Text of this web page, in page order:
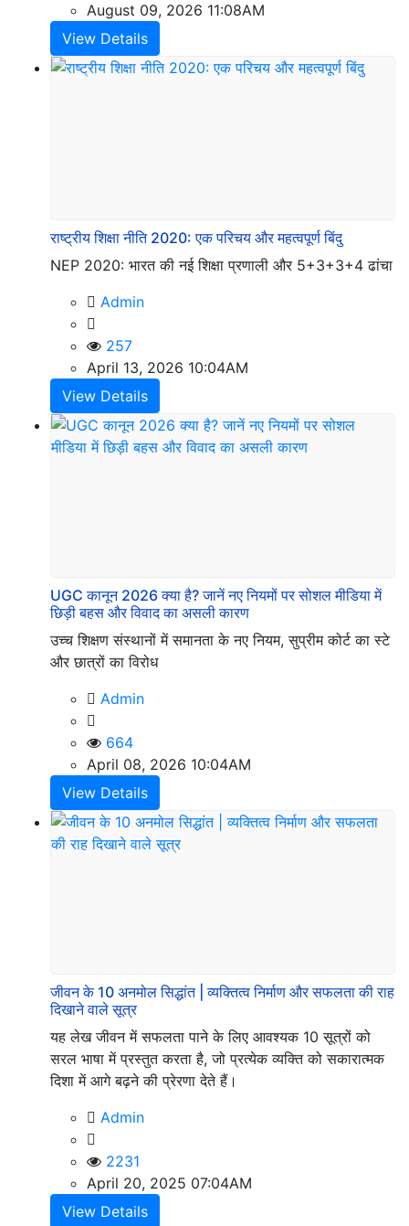
August 09, 2026 11:08AM
View Details
राष्ट्रीय शिक्षा नीति 2020: एक परिचय और महत्वपूर्ण बिंदु
NEP 2020: भारत की नई शिक्षा प्रणाली और 5+3+3+4 ढांचा
Admin
257
April 13, 2026 10:04AM
View Details
UGC कानून 2026 क्या है? जानें नए नियमों पर सोशल मीडिया में
छिड़ी बहस और विवाद का असली कारण
उच्च शिक्षण संस्थानों में समानता के नए नियम, सुप्रीम कोर्ट का स्टे
और छात्रों का विरोध
Admin
664
April 08, 2026 10:04AM
View Details
जीवन के 10 अनमोल सिद्धांत | व्यक्तित्व निर्माण और सफलता की राह
दिखाने वाले सूत्र
यह लेख जीवन में सफलता पाने के लिए आवश्यक 10 सूत्रों को
सरल भाषा में प्रस्तुत करता है, जो प्रत्येक व्यक्ति को सकारात्मक
दिशा में आगे बढ़ने की प्रेरणा देते हैं।
Admin
2231
April 20, 2025 07:04AM
View Details